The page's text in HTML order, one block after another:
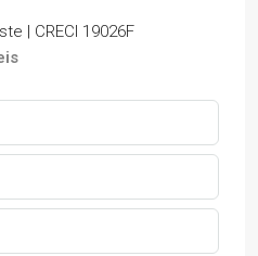
| CRECI 19026F